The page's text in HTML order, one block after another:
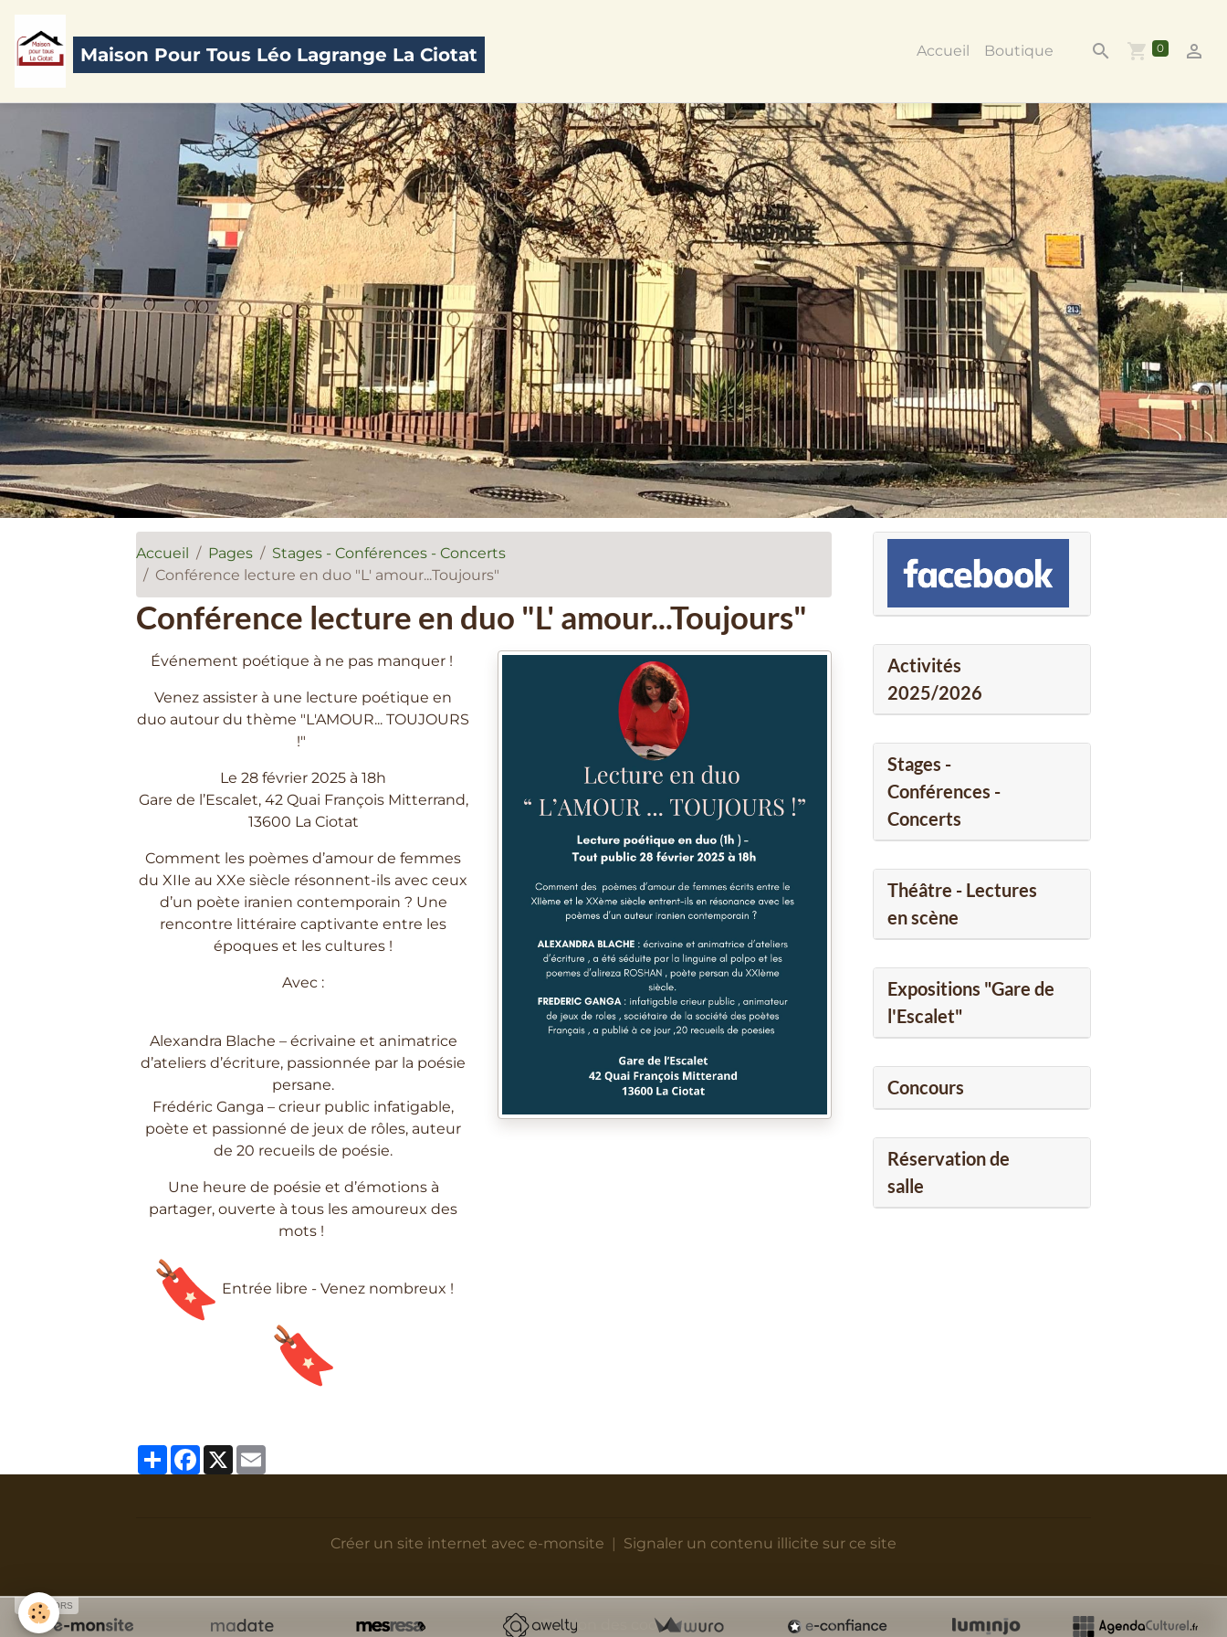
Maison Pour Tous Léo Lagrange La Ciotat Accueil Boutique 0
Accueil Pages
Stages - Conférences - Concerts
Conférence lecture en duo "L' amour...Toujours"
Conférence lecture en duo "L' amour...Toujours"
Événement poétique à ne pas manquer !
Venez assister à une lecture poétique en
duo autour du thème "L'AMOUR... TOUJOURS
!"
Le 28 février 2025 à 18h
Gare de l’Escalet, 42 Quai François Mitterrand,
13600 La Ciotat
Comment les poèmes d’amour de femmes
du XIIe au XXe siècle résonnent-ils avec ceux
d’un poète iranien contemporain ? Une
rencontre littéraire captivante entre les
époques et les cultures !
Avec :
Alexandra Blache – écrivaine et animatrice
d’ateliers d’écriture, passionnée par la poésie
persane.
Frédéric Ganga – crieur public infatigable,
poète et passionné de jeux de rôles, auteur
de 20 recueils de poésie.
Une heure de poésie et d’émotions à
partager, ouverte à tous les amoureux des
mots !
Entrée libre - Venez nombreux !
PartagerFacebook
X
Activités
2025/2026
Stages -
Conférences -
Concerts
Théâtre - Lectures
en scène
Expositions "Gare de
l'Escalet"
Concours
Réservation de
salle
Créer un site internet avec e-monsite Signaler un contenu illicite sur ce site
Gestion des cookies
SPONSORS